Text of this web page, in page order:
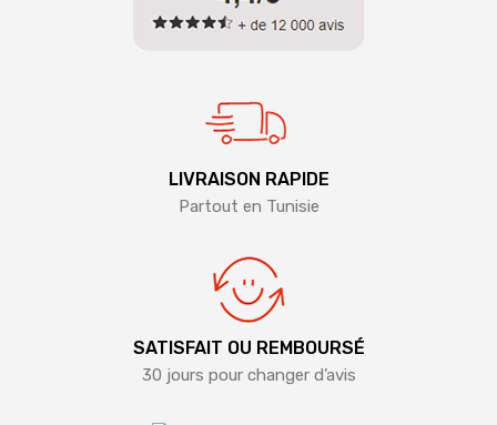
LIVRAISON RAPIDE
Partout en Tunisie
SATISFAIT OU REMBOURSÉ
30 jours pour changer d’avis